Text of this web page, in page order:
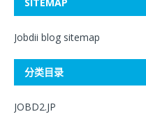
Jobdii blog sitemap
分类目录
JOBD2.JP